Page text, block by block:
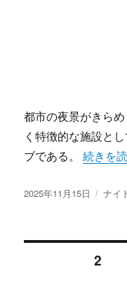
都市の夜景がきら
く特徴的な施設と
ブである。“ナイト
続きを
投
2025年11月15日
カ
ナイ
固定ページ2